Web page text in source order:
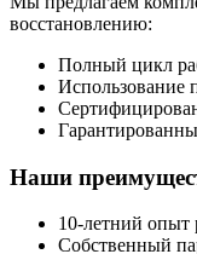
восстановлению:
Полный цикл
Использование
Наши
10-летний опыт
Собственный